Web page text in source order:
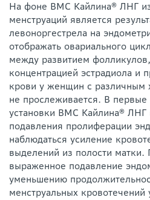
На фоне ВМС Кайлина® ЛНГ
менструаций является
левоноргестрела на
отображать овариального
между развитием
концентрацией эстрадиола и
крови у женщин с различным
не прослеживается. В
установки ВМС Кайлина® ЛНГ
подавления пролиферации
наблюдаться усиление
выделений из полости
выраженное подавление
уменьшению
менструальных